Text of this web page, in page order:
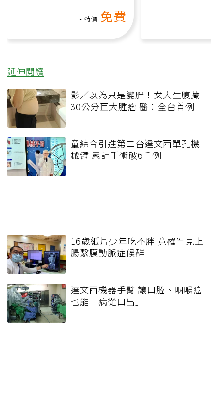
特價 免費
延伸閱讀
影／以為只是變胖！女大生腹藏
30公分巨大腫瘤 醫：全台首例
童綜合引進第二台達文西單孔機
械臂 累計手術破6千例
16歲紙片少年吃不胖 竟罹罕見上
腸繫膜動脈症候群
達文西機器手臂 讓口腔、咽喉癌
也能「病從口出」